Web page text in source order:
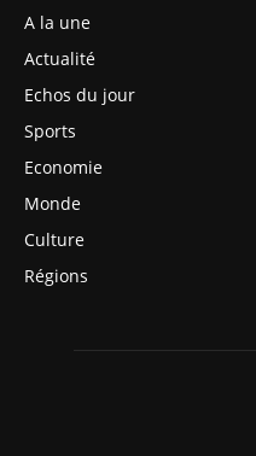
A la une
Actualité
Echos du jour
Sports
Economie
Monde
Culture
Régions